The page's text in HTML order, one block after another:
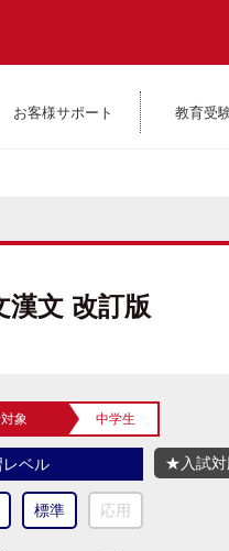
お客様サポート 教育受
文 改訂版
象 中学生
ベル
標準 応用
★入試対